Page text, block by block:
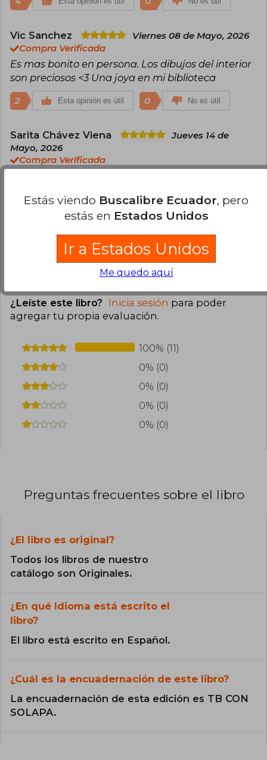
Vic Sanchez
Viernes 08 de Mayo, 2026
Compra Verificada
Es mas bonito en persona. Los dibujos del interior
son preciosos <3 Una joya en mi biblioteca
2 Esta opinión es útil 0 No es útil
Sarita Chávez Viena
Jueves 14 de
Mayo, 2026
Compra Verificada
ilustraciones que vas descubriendo conforme
avance la historia.
Cargar más opiniones del libro
¿Leíste este libro? Inicia sesión para poder
agregar tu propia evaluación.
100% (11)
0% (0)
0% (0)
0% (0)
0% (0)
Preguntas frecuentes sobre el libro
¿El libro es original?
Todos los libros de nuestro
catálogo son Originales.
¿En qué Idioma está escrito el
libro?
El libro está escrito en Español.
¿Cuál es la encuadernación de este libro?
La encuadernación de esta edición es TB CON
SOLAPA.
Estás viendo Buscalibre Ecuador, pero
estás en Estados Unidos
Ir a Estados Unidos
Me quedo aquí